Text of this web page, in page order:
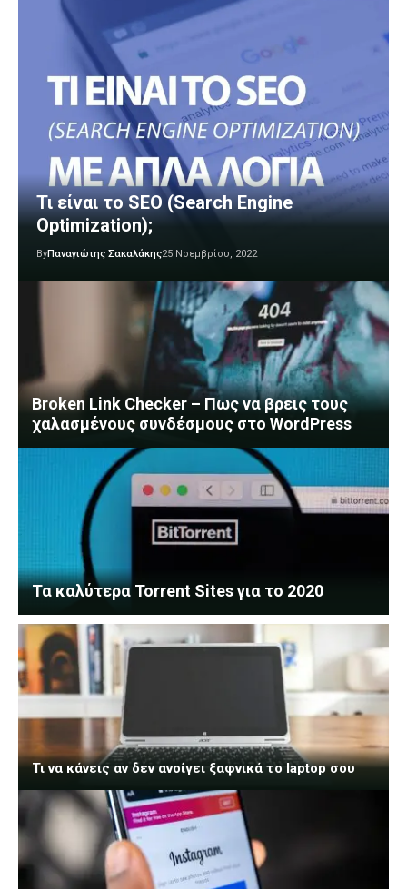
Τι είναι το SEO (Search Engine
Optimization);
ByΠαναγιώτης Σακαλάκης25 Νοεμβρίου, 2022
Broken Link Checker – Πως να βρεις τους
χαλασμένους συνδέσμους στο WordPress
Τα καλύτερα Torrent Sites για το 2020
Τι να κάνεις αν δεν ανοίγει ξαφνικά το laptop σου